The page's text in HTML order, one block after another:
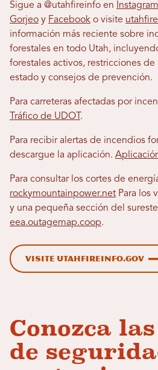
Sigue a @utahfireinfo en Instagram
Gorjeo y Facebook o visite
información más reciente sobre
forestales en todo Utah,
forestales activos, restricciones
estado y consejos de prevención.
Para carreteras afectadas por
Tráfico de UDOT .
Para recibir alertas de incendios
descargue la aplicación.
Para consultar los cortes de
rockymountainpower.net Para los
y una pequeña sección del
eea.outagemap.coop.
Visite utahfireinfo.gov
Conozca
de